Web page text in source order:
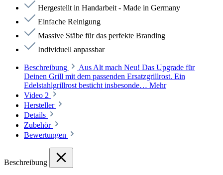
Hergestellt in Handarbeit - Made in Germany
Einfache Reinigung
Massive Stäbe für das perfekte Branding
Individuell anpassbar
Beschreibung
Aus Alt mach Neu! Das Upgrade für
Deinen Grill mit dem passenden Ersatzgrillrost. Ein
Edelstahlgrillrost besticht insbesonde… Mehr
Video 2
Hersteller
Details
Zubehör
Bewertungen
Beschreibung